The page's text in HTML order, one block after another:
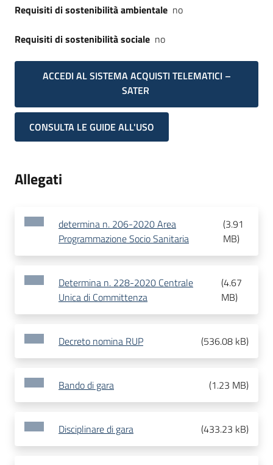
Requisiti di sostenibilità ambientale no
Requisiti di sostenibilità sociale no
ACCEDI AL SISTEMA ACQUISTI TELEMATICI –
SATER
CONSULTA LE GUIDE ALL'USO
Allegati
determina n. 206-2020 Area
Programmazione Socio Sanitaria
(3.91
MB)
Determina n. 228-2020 Centrale
Unica di Committenza
(4.67
MB)
Decreto nomina RUP (536.08 kB)
Bando di gara (1.23 MB)
Disciplinare di gara (433.23 kB)